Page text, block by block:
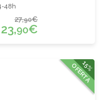
48h
27,90€
23,90€
15%
OFERTA